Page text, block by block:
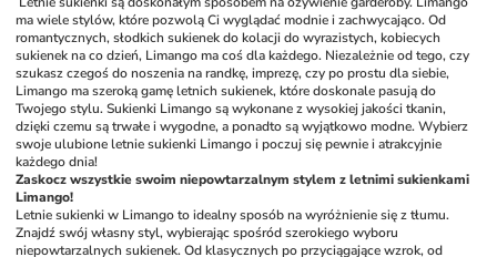
ma wiele stylów, które pozwolą Ci wyglądać modnie i zachwycająco. Od
romantycznych, słodkich sukienek do kolacji do wyrazistych, kobiecych
sukienek na co dzień, Limango ma coś dla każdego. Niezależnie od tego, czy
szukasz czegoś do noszenia na randkę, imprezę, czy po prostu dla siebie,
Limango ma szeroką gamę letnich sukienek, które doskonale pasują do
Twojego stylu. Sukienki Limango są wykonane z wysokiej jakości tkanin,
dzięki czemu są trwałe i wygodne, a ponadto są wyjątkowo modne. Wybierz
swoje ulubione letnie sukienki Limango i poczuj się pewnie i atrakcyjnie
każdego dnia!
Zaskocz wszystkie swoim niepowtarzalnym stylem z letnimi sukienkami
Limango!
Letnie sukienki w Limango to idealny sposób na wyróżnienie się z tłumu.
Znajdź swój własny styl, wybierając spośród szerokiego wyboru
niepowtarzalnych sukienek. Od klasycznych po przyciągające wzrok, od